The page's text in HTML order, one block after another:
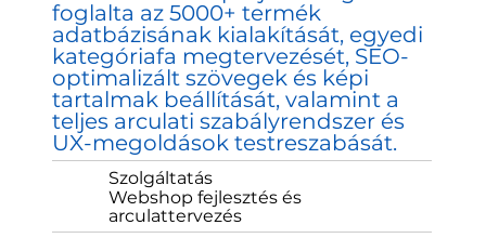
foglalta az 5000+ termék
adatbázisának kialakítását, egyedi
kategóriafa megtervezését, SEO-
optimalizált szövegek és képi
tartalmak beállítását, valamint a
teljes arculati szabályrendszer és
UX-megoldások testreszabását.
Szolgáltatás
Webshop fejlesztés és
arculattervezés